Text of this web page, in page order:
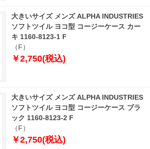
大きいサイズ メンズ ALPHA INDUSTRIES
ソフトツイル ヨコ型 コージーケース カー
キ 1160-8123-1 F
（F）
￥2,750(税込)
大きいサイズ メンズ ALPHA INDUSTRIES
ソフトツイル ヨコ型 コージーケース ブラ
ック 1160-8123-2 F
（F）
￥2,750(税込)